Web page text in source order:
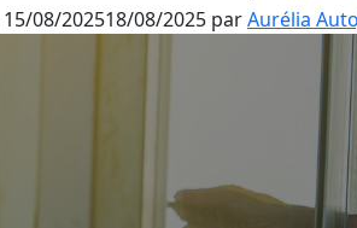
15/08/202518/08/2025 parAurélia